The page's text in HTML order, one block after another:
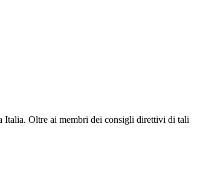
Italia. Oltre ai membri dei consigli direttivi di tali